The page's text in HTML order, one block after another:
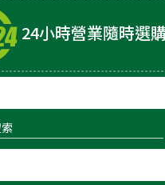
24小時營業隨時選